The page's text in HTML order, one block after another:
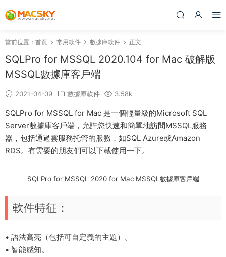
當前位置： 首頁 常用軟件 數據庫軟件 正文
SQLPro for MSSQL 2020.104 for Mac 破解版
MSSQL數據庫客戶端
2021-04-09 數據庫軟件 3.58k
SQLPro for MSSQL for Mac 是一個輕量級的Microsoft SQL
Server數據庫客戶端 ，允許您快速和簡單地訪問MSSQL服務
器，包括通過雲服務托管的服務，如SQL Azure或Amazon
RDS。有需要的朋友們可以下載使用一下。
SQLPro for MSSQL 2020 for Mac MSSQL數據庫客戶端
軟件特征：
• 語法高亮（包括可自定義的主題）。
• 智能感知。